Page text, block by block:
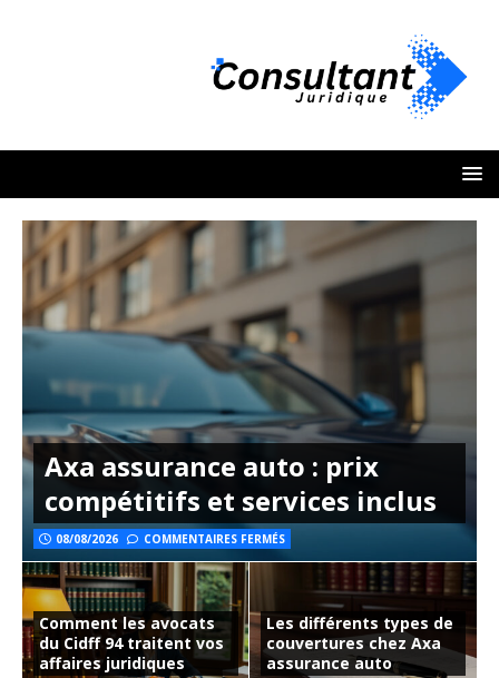
Axa assurance auto : prix
compétitifs et services inclus
08/08/2026 COMMENTAIRES FERMÉS
Comment les avocats
du Cidff 94 traitent vos
affaires juridiques
Les différents types de
couvertures chez Axa
assurance auto